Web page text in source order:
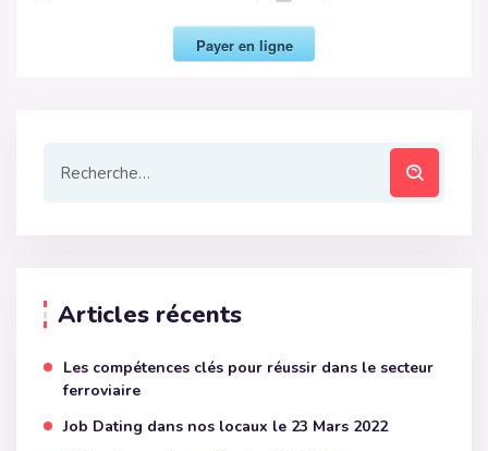
Payer en ligne
Articles récents
Les compétences clés pour réussir dans le secteur
ferroviaire
Job Dating dans nos locaux le 23 Mars 2022